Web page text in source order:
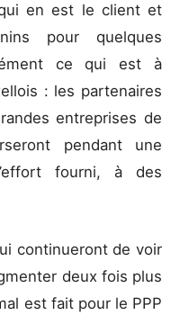
en est le client et
pour quelques
ce qui est à
: les partenaires
entreprises de
pendant une
fourni, à des
continueront de voir
deux fois plus
est fait pour le PPP